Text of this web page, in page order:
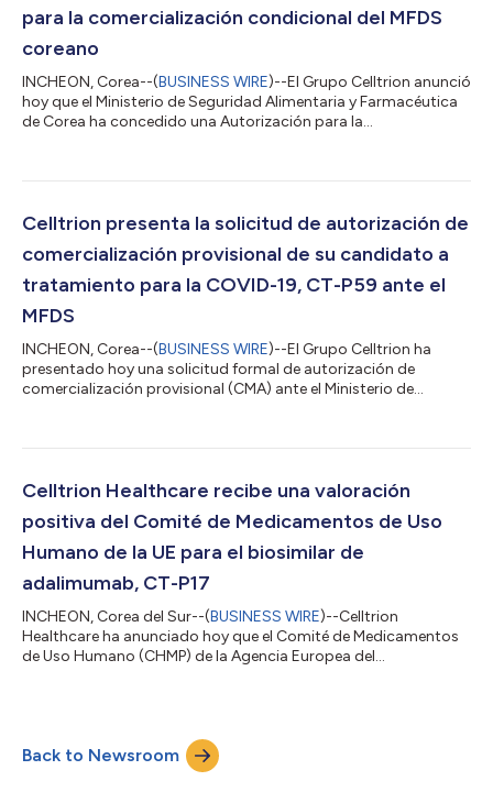
para la comercialización condicional del MFDS
coreano
INCHEON, Corea--(BUSINESS WIRE)--El Grupo Celltrion anunció
hoy que el Ministerio de Seguridad Alimentaria y Farmacéutica
de Corea ha concedido una Autorización para la
anticuerpos monoclonales contra la COVID-19. La CMA
de 60 años o más, o con al menos una enfermedad subyacente
(cardiovascular, enfermedad respiratoria...
Celltrion presenta la solicitud de autorización de
comercialización provisional de su candidato a
tratamiento para la COVID-19, CT-P59 ante el
MFDS
INCHEON, Corea--(BUSINESS WIRE)--El Grupo Celltrion ha
presentado hoy una solicitud formal de autorización de
comercialización provisional (CMA) ante el Ministerio de
internacional de Fase II/III de CT-P59, que cumple los objetivos
previamente a 327 pacientes con síntomas leves a moderados
Celltrion Healthcare recibe una valoración
positiva del Comité de Medicamentos de Uso
Humano de la UE para el biosimilar de
adalimumab, CT-P17
INCHEON, Corea del Sur--(BUSINESS WIRE)--Celltrion
Healthcare ha anunciado hoy que el Comité de Medicamentos
de Uso Humano (CHMP) de la Agencia Europea del
recomendando la aprobación para todas las indicaciones
disponibles. La opinión favorable del CHMP la revisará ahora la
Comisión Europea (CE), que cuenta con la autoridad par...
Back to Newsroom